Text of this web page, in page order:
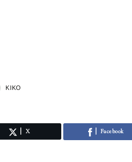
KIKO
X Facebook